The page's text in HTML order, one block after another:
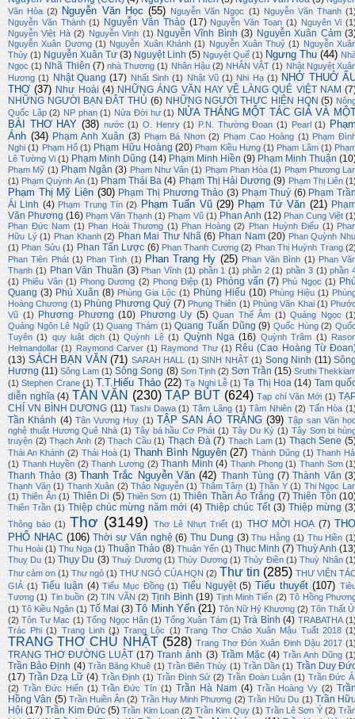
Văn Hòa (2) Nguyễn Văn Học (55) Nguyễn Văn Ngọc (1) Nguyễn Văn Thanh
Nguyễn Văn Thành (1) Nguyễn Văn Thảo (17) Nguyễn Văn Toan (1) Nguyên Vi
Nguyễn Việt Hà (2) Nguyễn Vinh (1) Nguyễn Vĩnh Bình (3) Nguyễn Xuân Cảm
Nguyễn Xuân Dương (1) Nguyễn Xuân Khánh (1) Nguyễn Xuân Thuỷ (1) Nguyễn
Thủy (1) Nguyễn Xuân Tư (3) Nguyệt Linh (5) Nguyệt Quế (1) Ngưng Thu (44)
Ngọc (1) Nhã Thiên (7) nhà Thương (1) Nhân Hậu (2) NHÂN VẬT (1) Nhật Nguyệt
Hương (1) Nhật Quang (17) Nhất Sinh (1) Nhật Vũ (1) Nhi Hạ (1) NHỚ THUỞ
THƠ (37) Như Hoài (4) NHỮNG ÁNG VĂN HAY VỀ LÀNG QUÊ VIỆT NAM
NHỮNG NGƯỜI BẠN ĐÂT THỦ (6) NHỮNG NGƯỜI THỰC HIỆN HQN (5)
Quốc Lập (2) NP phan (1) Nửa Đời hư (1) NỬA THÁNG MỘT TÁC GIẢ VÀ
BÀI THƠ HAY (38) nước (1) O. Henry (1) P.N. Thường Đoan (1) Pearl (1)
Ánh (34) Phạm Anh Xuân (3) Phạm Bá Nhơn (2) Phạm Cao Hoàng (1) Phạm
Nghi (1) Phạm Hổ (1) Phạm Hữu Hoàng (20) Phạm Kiều Hưng (1) Phạm Lâm (1)
Lê Tường Vi (1) Phạm Minh Dũng (14) Phạm Minh Hiền (9) Phạm Minh Thuận
Phạm Mỹ (1) Phạm Ngân (3) Phạm Như Vân (1) Phạm Phan Hòa (1) Phạm Phương
(1) Phạm Quỳnh An (1) Phạm Thái Ba (4) Phạm Thị Hải Dương (9) Phạm Thị Liên
Phạm Thị Mỹ Liên (30) Phạm Thị Phương Thảo (3) Phạm Thuý (6) Phạm
Ái Linh (4) Phạm Trung Tín (2) Phạm Tuấn Vũ (29) Phạm Tử Văn (21)
Văn Phương (16) Phạm Văn Thạnh (1) Phạm Vũ (1) Phan Anh (12) Phan Cung Việt
Phan Đức Nam (1) Phan Hoài Thương (1) Phan Hoàng (2) Phan Huỳnh Điểu (1)
Hữu Lý (1) Phan Khanh (2) Phan Mai Thư Nhã (6) Phan Nam (20) Phan Quỳnh
(1) Phan Sửu (1) Phan Tấn Lược (6) Phan Thanh Cương (2) Phan Thị Huỳnh Trang
Phan Tiên Phát (1) Phan Tình (1) Phan Trang Hy (25) Phan Văn Bình (1) Phan
Thạnh (1) Phan Văn Thuần (3) Phan Vĩnh (1) phần 1 (1) phần 2 (1) phần 3 (1) phần
(1) Phiêu Vân (1) Phong Dương (2) Phong Điệp (1) Phỏng vấn (7) Phú Ngọc (1)
Quang (3) Phú Xuân (8) Phùng Gia Lộc (1) Phùng Hiếu (10) Phùng Hiệu (1)
Hoàng Chương (1) Phùng Phương Quý (7) Phụng Thiên (1) Phùng Văn Khai (1)
Vũ (1) Phương Phương (10) Phương Uy (5) Quan Thế Âm (1) Quảng Ngọc
Quảng Ngôn Lê Ngữ (1) Quang Thám (1) Quang Tuấn Dũng (9) Quốc Hùng (2)
Tuyên (1) quy luật dịch (1) Quỳnh Lệ (1) Quỳnh Nga (16) Quỳnh Trâm (1)
Helmandollar (1) Raymond Carver (1) Raymond Thư (1) Rêu (Cao Hoàng Từ
(13) SÁCH BẠN VĂN (71) SARAH HALL (1) SINH NHẬT (1) Song Ninh (11)
Hương (11) Sông Lam (1) Sông Song (8) Sơn Tịnh (2) Sơn Trần (15) Sruthi
(1) Stephen Crane (1) T.T.Hiếu Thảo (22) Tạ Nghi Lễ (1) Tạ Thị Hoa (14) Tam
diễn nghĩa (4) TẢN VĂN (230) TẠP BÚT (624) Tạp chí Văn Mới (1)
CHÍ VN BÌNH DƯƠNG (11) Tashi Dawa (1) Tâm Lãng (1) Tâm Nhiên (2) Tấn Hòa
Tần Khánh (4) Tân Vương Huy (1) TẬP SAN ÁO TRẮNG (39) Tập san Văn
nghệ thuật Hương Quê Nhà (1) Tây bá hầu Cơ Phát (1) Tây Du Ký (1) Tây Sơn bi
truyện (2) Thạch Anh (2) Thạch Cầu (1) Thạch Đà (7) Thạch Lam (1) Thạch Sene
Thái An Khánh (2) Thái Hoà (1) Thanh Bình Nguyên (27) Thành Dũng (1) Thanh
(1) Thanh Huyền (2) Thanh Lương (2) Thanh Minh (4) Thanh Phong (1) Thanh Sơn
Thanh Thảo (3) Thanh Trắc Nguyễn Văn (42) Thanh Tùng (7) Thành Văn
Thạnh Văn (1) Thanh Xuân (2) Thảo Nguyễn (1) Thâm Tâm (1) Thần Y (1) Thi Ngọc
(1) Thiên Ân (1) Thiên Di (5) Thiên Sơn (1) Thiên Thần Áo Trắng (7) Thiên Tôn
Thiên Trần (1) Thiệp chúc mừng năm mới (4) Thiệp chúc Tết (3) Thiệp mừng
Thông báo (1) Thơ (3149) Thơ Lê Nhựt Triết (1) THƠ MỜI HOẠ (7)
PHỔ NHẠC (106) Thời sự Văn nghệ (6) Thu Dung (3) Thu Hằng (1) Thu Hiền
Thu Hoài (1) Thu Nga (1) Thuận Thảo (8) Thuận Yến (1) Thục Minh (7) Thuỳ Anh
Thuỵ Du (1) Thụy Du (3) Thuỳ Dương (1) Thùy Dương (1) Thủy Điền (1) Thuỳ Nhân
Thư cảm ơn (1) Thư ngỏ (1) THƯ NGỎ CỦA HQN (2) Thư tin (285) THƯ VIỆN
GIẢ (1) Tiểu luận (4) Tiểu Mục Đồng (1) Tiểu Nguyệt (5) Tiểu thuyết (107)
Tương (1) Tin buồn (2) TIN VĂN (2) Tịnh Bình (19) Tịnh Minh Tiến (2) Tô Hồng
(1) Tô Kiều Ngân (1) Tố Mai (3) Tô Minh Yến (21) Tôn Nữ Hỷ Khương (2) Tôn Thất
(2) Tôn Tư Mạc (1) Tống Ngọc Hân (1) Tống Xuân Tám (1) Trà Bình (4) TRABATHA
Trác Phi (1) Trang Linh (1) Trang Lộc (1) Trang Thơ Chào Xuân Mậu Tuất 2018
TRANG THƠ CHỦ NHẬT (528) Trang Thơ Đón Xuân Đinh Dậu 2017
TRANG THƠ ĐƯỜNG LUẬT (17) Tranh ảnh (3) Trầm Mặc (4) Trần Anh Dũng
Trần Bảo Định (4) Trần Băng Khuê (1) Trần Biên Thùy (1) Trần Dần (1) Trần Duy
(17) Trần Dzạ Lữ (4) Trần Định (1) Trần Đình Sử (2) Trần Đoàn Luận (1) Trần Đức
(2) Trần Đức Hiển (1) Trần Đức Tín (1) Trần Hà Nam (4) Trần Hoàng Vy (2)
Hồng Vân (5) Trần Huiền Ân (2) Trần Huy Minh Phương (2) Trần Hữu Du (1) Trần
Hội (17) Trần Kim Đức (5) Trần Kim Loan (2) Trần Kim Quy (1) Trần Lê Sơn Ý (2)